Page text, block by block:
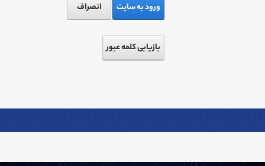
ورود به سایت
انصراف
بازیابی کلمه عبور